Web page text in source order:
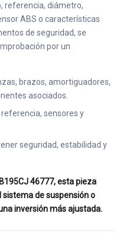
referencia, diámetro,
ABS o características
de seguridad, se
por un
brazos, amortiguadores,
asociados.
sensores y
seguridad, estabilidad y
46777, esta pieza
de suspensión o
inversión más ajustada.